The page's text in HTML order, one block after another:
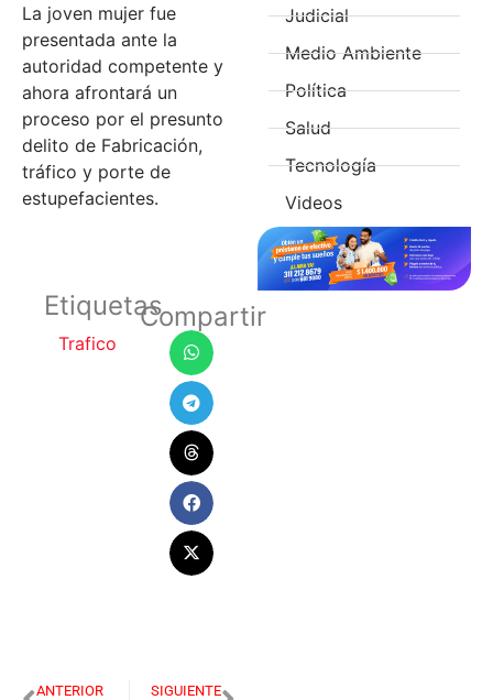
La joven mujer fue
presentada ante la
autoridad competente y
ahora afrontará un
proceso por el presunto
delito de Fabricación,
tráfico y porte de
estupefacientes.
Etiquetas
Trafico
Compartir
ANTERIOR SIGUIENTE
Judicial
Medio Ambiente
Política
Salud
Tecnología
Videos